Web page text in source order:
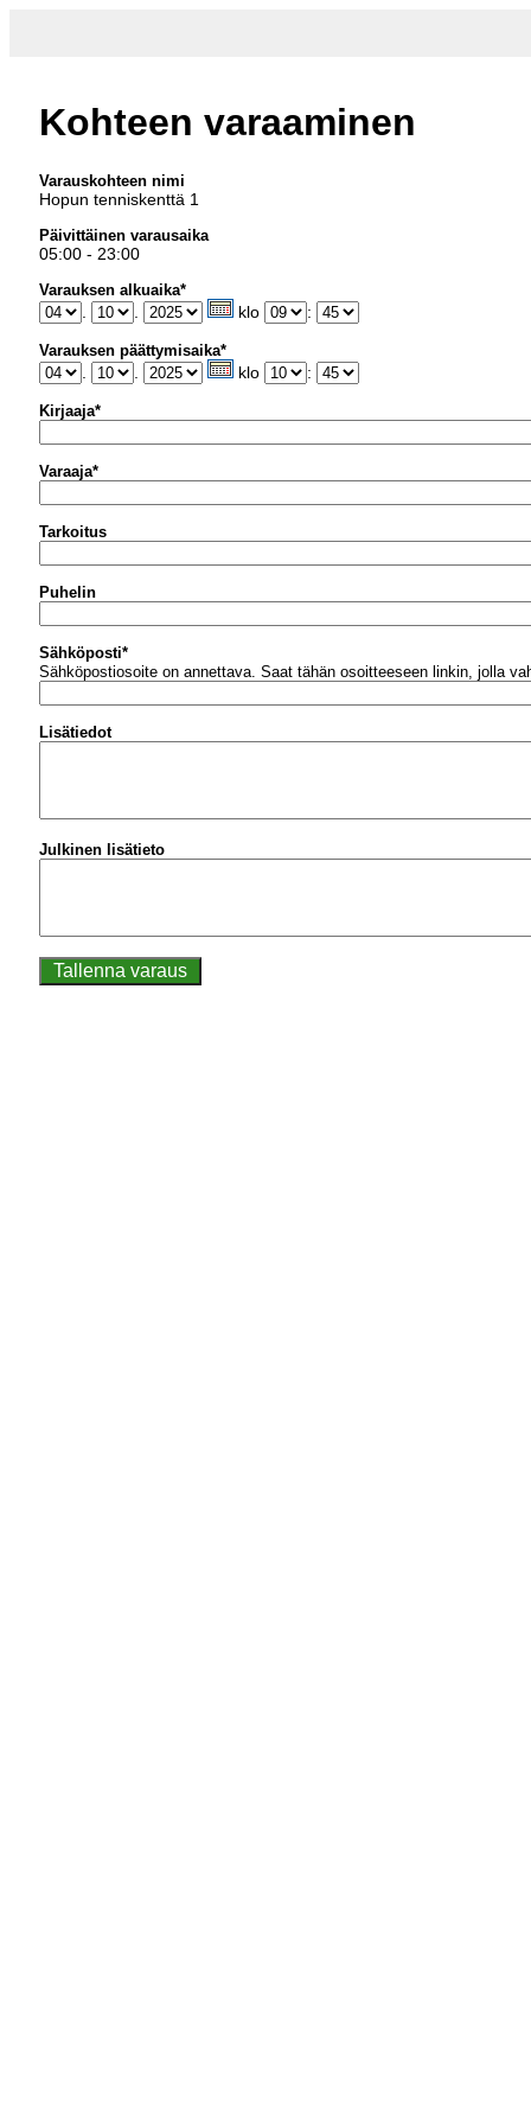
Kohteen varaaminen
Varauskohteen nimi
Hopun tenniskenttä 1
Päivittäinen varausaika
05:00 - 23:00
Varauksen alkuaika*
klo :
Varauksen päättymisaika*
klo :
Kirjaaja*
Varaaja*
Tarkoitus
Puhelin
Sähköposti*
Sähköpostiosoite on annettava. Saat tähän osoitteeseen linkin, jolla
Lisätiedot
Julkinen lisätieto